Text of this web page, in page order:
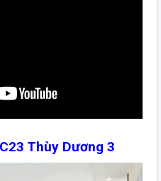
Thùy Dương 3